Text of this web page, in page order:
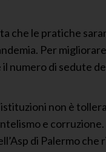
che le pratiche
Per
numero di sedute
non è
e
di Palermo